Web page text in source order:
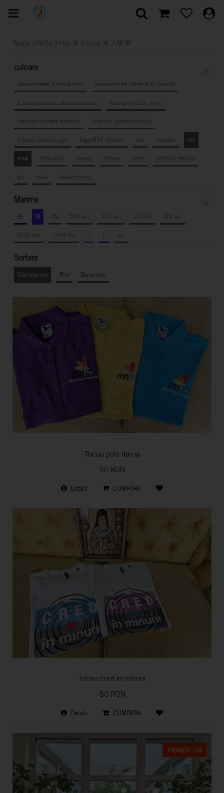
Toata oferta > roz > mov > M
culoare
Generozitatea vindecă- mov
Generozitatea vindecă- gri cenușă
Iubirea vindecă- culoarea untului
Iubirea vindecă- maro
Credința vindecă- albastru
Credința vindecă- vișiniu
Iubirea vindecă- roșu
Logo MNF- Cyclam alb albastru
roz
mov
baby pink mentă galben verde
albastru deschis
gri
coral albastru navy
Marime
XL M XS 5/6 ani 3/4 ani 1/2 ani
7/8 ani
10-12 ani
12-14 ani S L xxl
Sortare
Cele mai noi Pret Denumire
Tricou polo dama
90 RON
Detalii CUMPARA
Tricou cred in minuni
80 RON
Detalii CUMPARA
PROMOTIE 23%